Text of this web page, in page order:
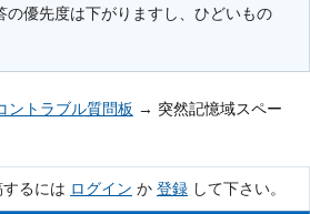
の優先度は下がりますし、ひどいもの
ントラブル質問板 → 突然記憶域スペー
るには ログイン か 登録 して下さい。